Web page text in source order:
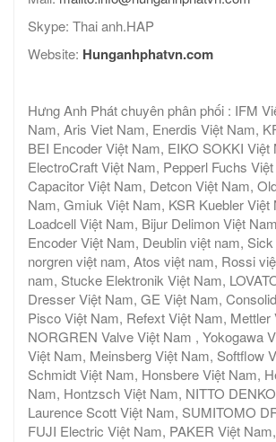
Skype: Thai anh.HAP
Website: Hunganhphatvn.com
Hưng Anh Phát chuyên phân phối : IFM
Nam, Aris Viet Nam, Enerdis Việt Nam,
BEI Encoder Việt Nam, EIKO SOKKI Việt
ElectroCraft Việt Nam, Pepperl Fuchs
Capacitor Việt Nam, Detcon Việt Nam,
Nam, Gmiuk Việt Nam, KSR Kuebler Việt
Loadcell Việt Nam, Bijur Delimon Việt
Encoder Việt Nam, Deublin việt nam,
norgren việt nam, Atos việt nam, Rossi
nam, Stucke Elektronik Việt Nam,
Dresser Việt Nam, GE Việt Nam,
Pisco Việt Nam, Refext Việt Nam, Mettler
NORGREN Valve Việt Nam , Yokogawa
Việt Nam, Meinsberg Việt Nam, Softflow
Schmidt Việt Nam, Honsbere Việt Nam,
Nam, Hontzsch Việt Nam, NITTO
Laurence Scott Việt Nam, SUMITOMO
FUJI Electric Việt Nam, PAKER Việt